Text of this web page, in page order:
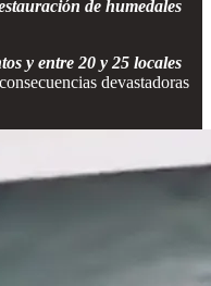
de humedales
y entre 20 y 25 locales
devastadoras